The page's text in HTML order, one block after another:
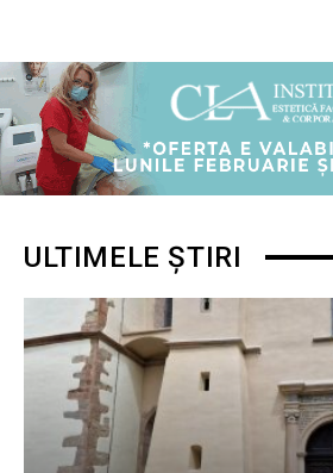
ULTIMELE ȘTIRI